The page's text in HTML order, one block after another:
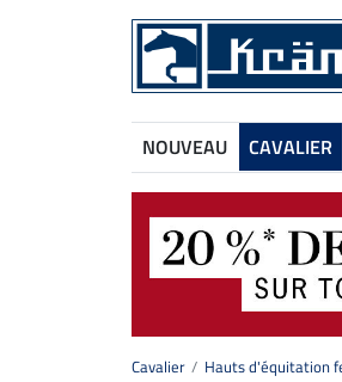
NOUVEAU CAVALIER
Cavalier Hauts d'équitation